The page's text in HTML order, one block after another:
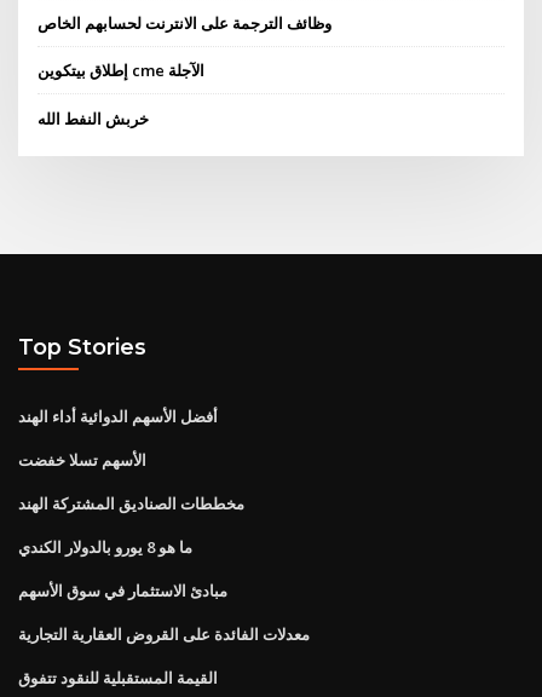
وظائف الترجمة على الانترنت لحسابهم الخاص
إطلاق بيتكوين cme الآجلة
خربش النفط الله
Top Stories
أفضل الأسهم الدوائية أداء الهند
الأسهم تسلا خفضت
مخططات الصناديق المشتركة الهند
ما هو 8 يورو بالدولار الكندي
مبادئ الاستثمار في سوق الأسهم
معدلات الفائدة على القروض العقارية التجارية
القيمة المستقبلية للنقود تتفوق